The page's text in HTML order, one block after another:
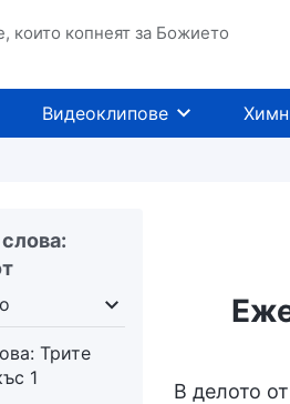
които копнеят за Божието
Видеоклипове
Божието явление и
Трите
1
В делото